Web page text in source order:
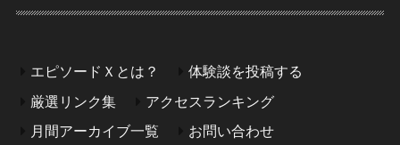
エピソードＸとは？
体験談を投稿する
厳選リンク集
アクセスランキング
月間アーカイブ一覧
お問い合わせ